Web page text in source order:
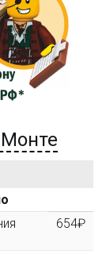
оплатите
на
на все
654₽